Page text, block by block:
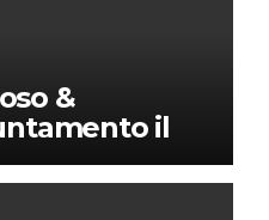
&
il
Blu con